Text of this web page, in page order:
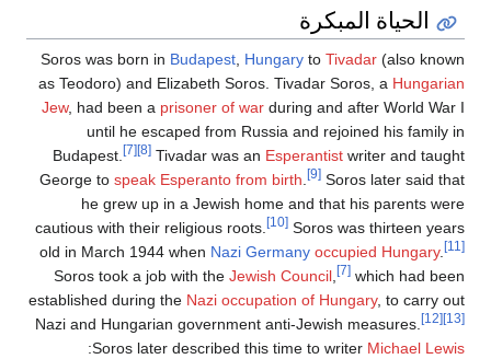
الحياة المبكرة
Soros was born in Budapest, Hungary to Tivadar (also known
as Teodoro) and Elizabeth Soros. Tivadar Soros, a Hungarian
Jew, had been a prisoner of war during and after World War I
until he escaped from Russia and rejoined his family in
Budapest.
[7] [8] Tivadar was an Esperantist writer and taught
George to speak Esperanto from birth. [9] Soros later said that
he grew up in a Jewish home and that his parents were
cautious with their religious roots.
[10] Soros was thirteen years
old in March 1944 when Nazi Germany occupied Hungary. [11]
Soros took a job with the Jewish Council, [7] which had been
established during the Nazi occupation of Hungary, to carry out
Nazi and Hungarian government anti-Jewish measures.
[12] [13]
Soros later described this time to writer Michael Lewis
: